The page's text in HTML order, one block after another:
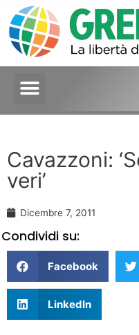
Cavazzoni:
veri’
Dicembre 7, 2011
Condividi su:
Facebook
LinkedIn